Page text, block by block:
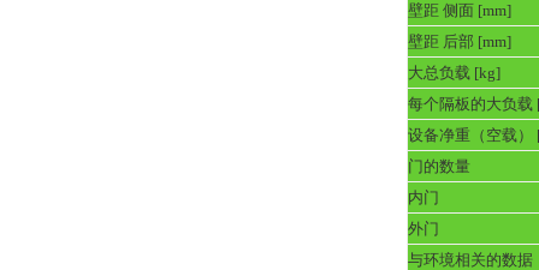
壁距 侧面 [mm]
壁距 后部 [mm]
大总负载 [kg]
每个隔板的大负载
设备净重（空载）
门的数量
内门
外门
与环境相关的数据